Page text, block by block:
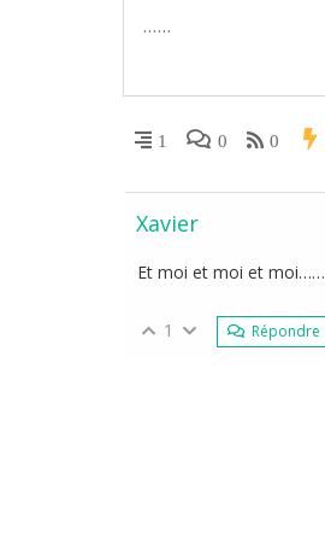
1 0 0
Xavier
Et moi et moi et moi……
1 Répondre